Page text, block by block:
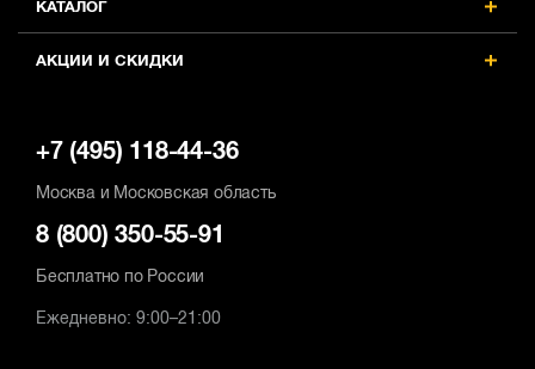
КАТАЛОГ
АКЦИИ И СКИДКИ
+7 (495) 118-44-36
Москва и Московская область
8 (800) 350-55-91
Бесплатно по России
Ежедневно: 9:00–21:00